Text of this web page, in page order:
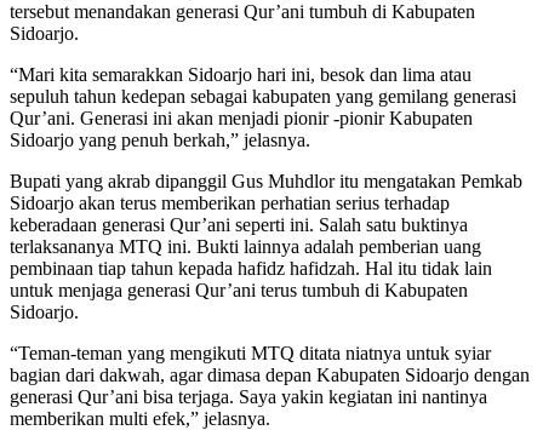
tersebut menandakan generasi Qur’ani tumbuh di Kabupaten
Sidoarjo.
“Mari kita semarakkan Sidoarjo hari ini, besok dan lima atau
sepuluh tahun kedepan sebagai kabupaten yang gemilang generasi
Qur’ani. Generasi ini akan menjadi pionir -pionir Kabupaten
Sidoarjo yang penuh berkah,” jelasnya.
Bupati yang akrab dipanggil Gus Muhdlor itu mengatakan Pemkab
Sidoarjo akan terus memberikan perhatian serius terhadap
keberadaan generasi Qur’ani seperti ini. Salah satu buktinya
terlaksananya MTQ ini. Bukti lainnya adalah pemberian uang
pembinaan tiap tahun kepada hafidz hafidzah. Hal itu tidak lain
untuk menjaga generasi Qur’ani terus tumbuh di Kabupaten
Sidoarjo.
“Teman-teman yang mengikuti MTQ ditata niatnya untuk syiar
bagian dari dakwah, agar dimasa depan Kabupaten Sidoarjo dengan
generasi Qur’ani bisa terjaga. Saya yakin kegiatan ini nantinya
memberikan multi efek,” jelasnya.